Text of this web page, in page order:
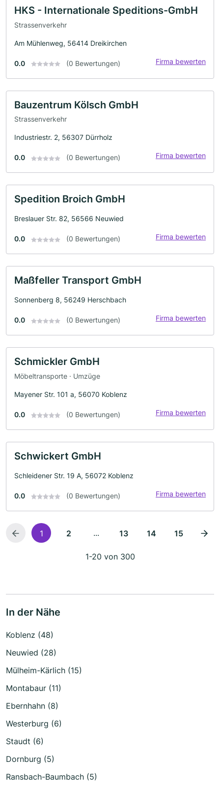
HKS - Internationale Speditions-GmbH
Strassenverkehr
Am Mühlenweg, 56414 Dreikirchen
0.0 (0 Bewertungen) Firma bewerten
Bauzentrum Kölsch GmbH
Strassenverkehr
Industriestr. 2, 56307 Dürrholz
0.0 (0 Bewertungen) Firma bewerten
Spedition Broich GmbH
Breslauer Str. 82, 56566 Neuwied
0.0 (0 Bewertungen) Firma bewerten
Maßfeller Transport GmbH
Sonnenberg 8, 56249 Herschbach
0.0 (0 Bewertungen) Firma bewerten
Schmickler GmbH
Möbeltransporte · Umzüge
Mayener Str. 101 a, 56070 Koblenz
0.0 (0 Bewertungen) Firma bewerten
Schwickert GmbH
Schleidener Str. 19 A, 56072 Koblenz
0.0 (0 Bewertungen) Firma bewerten
1 2 ... 13 14 15
1-20 von 300
In der Nähe
Koblenz (48)
Neuwied (28)
Mülheim-Kärlich (15)
Montabaur (11)
Ebernhahn (8)
Westerburg (6)
Staudt (6)
Dornburg (5)
Ransbach-Baumbach (5)